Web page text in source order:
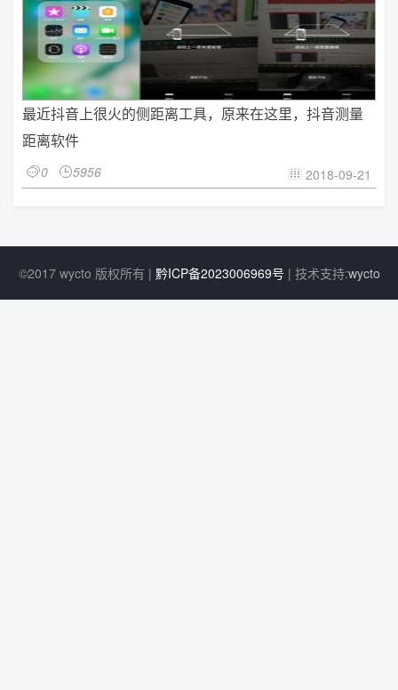
最近抖音上很火的侧距离工具，原来在这里，抖音测量
距离软件
0 5956  2018-09-21
©2017 wycto 版权所有 | 黔ICP备2023006969号 | 技术支持:wycto